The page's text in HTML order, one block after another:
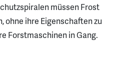
müssen Frost
ohne ihre Eigenschaften zu
Forstmaschinen in Gang.